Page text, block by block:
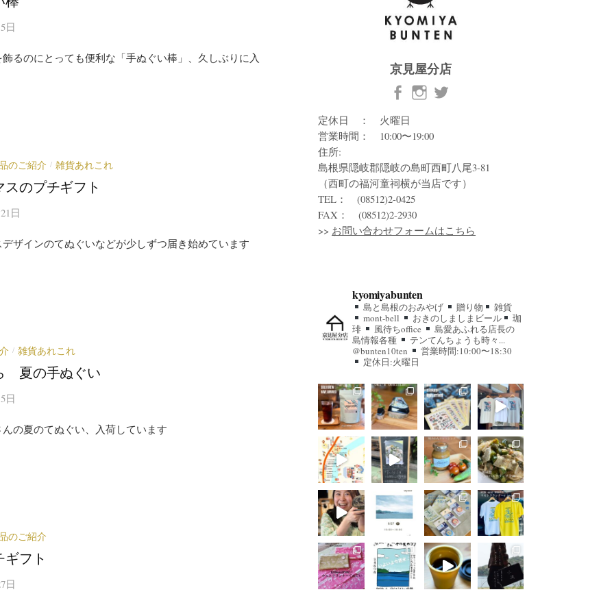
日
るのにとっても便利な「手ぬぐい棒」、久しぶりに入
のご紹介 / 雑貨あれこれ
のプチギフト
日
ザインのてぬぐいなどが少しずつ届き始めています
/ 雑貨あれこれ
夏の手ぬぐい
日
の夏のてぬぐい、入荷しています
のご紹介
フト
日
京見屋分店
定休日 ： 火曜日
営業時間： 10:00〜19:00
住所:
島根県隠岐郡隠岐の島町西町八尾3-81
（西町の福河童祠横が当店です）
TEL： (08512)2-0425
FAX： (08512)2-2930
>> お問い合わせフォームはこちら
kyomiyabunten
島と島根のおみやげ 贈り物
雑貨
mont-bell
おきのしましまビール
珈
琲
風待ちoffice
島愛あふれる店長の
島情報各種
テンてんちょうも時々...
@bunten10ten
営業時間:10:00〜18:30
定休日:火曜日